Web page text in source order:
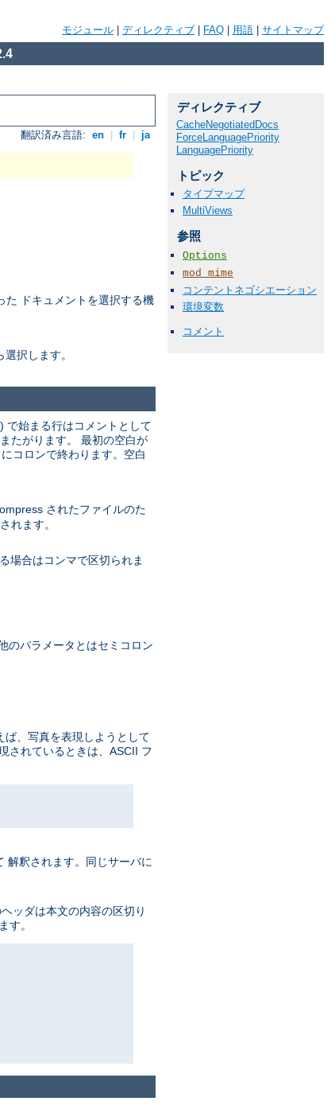
モジュール ディレクティブ FAQ 用語 サイトマップ
翻訳済み言語: en fr ja
た ドキュメントを選択する機
択します。
ディレクティブ
CacheNegotiatedDocs
ForceLanguagePriority
LanguagePriority
トピック
タイプマップ
MultiViews
参照
Options
mod_mime
コンテントネゴシエーション
環境変数
コメント
で始まる行はコメントとして
たがります。 最初の空白が
コロンで終わります。空白
されたファイルのた
れます。
場合はコンマで区切られま
のパラメータとはセミコロン
、写真を表現しようとして
されているときは、ASCII フ
解釈されます。同じサーバに
ッダは本文の内容の区切り
す。